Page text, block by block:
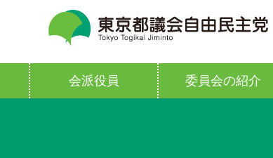
会派役員 委員会の紹介